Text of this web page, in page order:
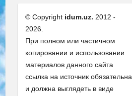
© Copyright idum.uz. 2012 -
2026.
При полном или частичном
копировании и использовании
материалов данного сайта
ссылка на источник обязательна
и должна выглядеть в виде